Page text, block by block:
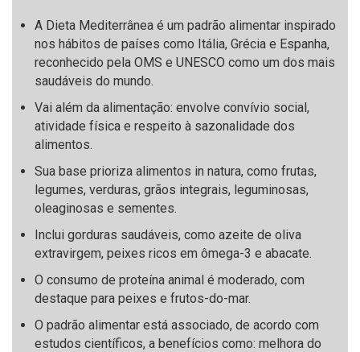
A Dieta Mediterrânea é um padrão alimentar inspirado
nos hábitos de países como Itália, Grécia e Espanha,
reconhecido pela OMS e UNESCO como um dos mais
saudáveis do mundo.
Vai além da alimentação: envolve convívio social,
atividade física e respeito à sazonalidade dos
alimentos.
Sua base prioriza alimentos in natura, como frutas,
legumes, verduras, grãos integrais, leguminosas,
oleaginosas e sementes.
Inclui gorduras saudáveis, como azeite de oliva
extravirgem, peixes ricos em ômega-3 e abacate.
O consumo de proteína animal é moderado, com
destaque para peixes e frutos-do-mar.
O padrão alimentar está associado, de acordo com
estudos científicos, a benefícios como: melhora do